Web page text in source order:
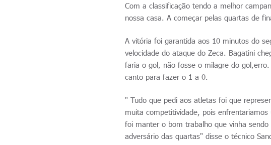
Com a classificação tendo a melhor
nossa casa. A começar pelas quartas de
A vitória foi garantida aos 10 minutos do
velocidade do ataque do Zeca. Bagatini
faria o gol, não fosse o milagre do
canto para fazer o 1 a 0.
" Tudo que pedi aos atletas foi que
muita competitividade, pois
foi manter o bom trabalho que vinha
adversário das quartas" disse o técnico